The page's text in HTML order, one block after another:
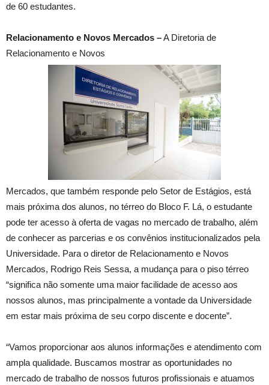
de 60 estudantes.
Relacionamento e Novos Mercados –A Diretoria de
Relacionamento e Novos
Mercados, que também responde pelo Setor de Estágios, está
mais próxima dos alunos, no térreo do Bloco F. Lá, o estudante
pode ter acesso à oferta de vagas no mercado de trabalho, além
de conhecer as parcerias e os convênios institucionalizados pela
Universidade. Para o diretor de Relacionamento e Novos
Mercados, Rodrigo Reis Sessa, a mudança para o piso térreo
“significa não somente uma maior facilidade de acesso aos
nossos alunos, mas principalmente a vontade da Universidade
em estar mais próxima de seu corpo discente e docente”.
“Vamos proporcionar aos alunos informações e atendimento com
ampla qualidade. Buscamos mostrar as oportunidades no
mercado de trabalho de nossos futuros profissionais e atuamos